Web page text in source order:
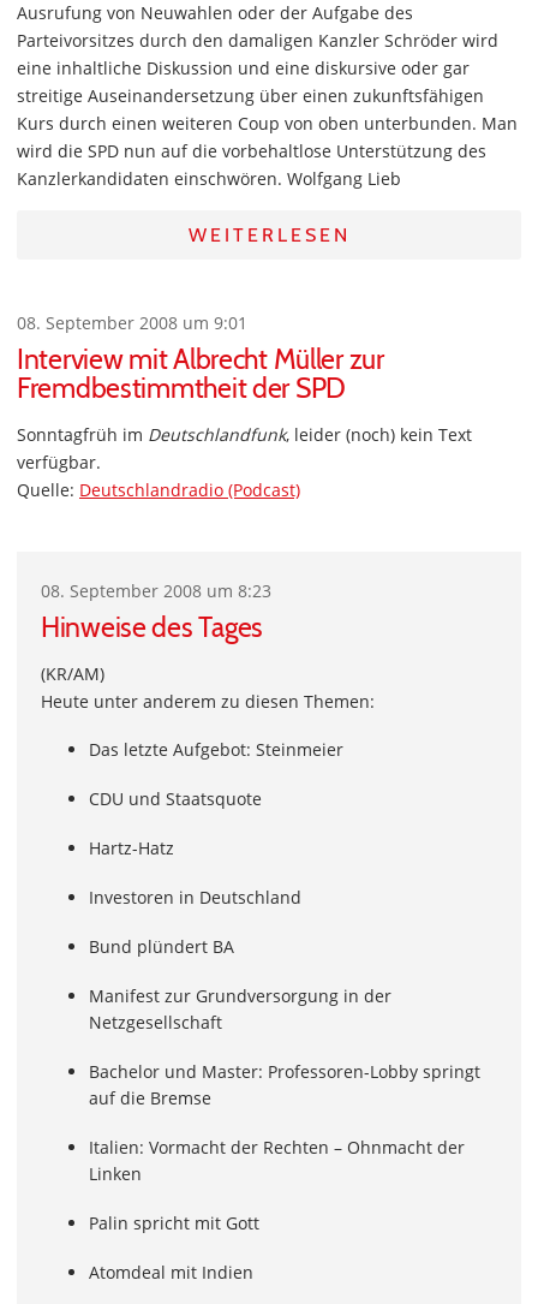
Ausrufung von Neuwahlen oder der Aufgabe des
Parteivorsitzes durch den damaligen Kanzler Schröder wird
eine inhaltliche Diskussion und eine diskursive oder gar
streitige Auseinandersetzung über einen zukunftsfähigen
Kurs durch einen weiteren Coup von oben unterbunden. Man
wird die SPD nun auf die vorbehaltlose Unterstützung des
Kanzlerkandidaten einschwören. Wolfgang Lieb
WEITERLESEN
08. September 2008 um 9:01
Interview mit Albrecht Müller zur
Fremdbestimmtheit der SPD
Sonntagfrüh im Deutschlandfunk, leider (noch) kein Text
verfügbar.
Quelle: Deutschlandradio (Podcast)
08. September 2008 um 8:23
Hinweise des Tages
(KR/AM)
Heute unter anderem zu diesen Themen:
Das letzte Aufgebot: Steinmeier
CDU und Staatsquote
Hartz-Hatz
Investoren in Deutschland
Bund plündert BA
Manifest zur Grundversorgung in der
Netzgesellschaft
Bachelor und Master: Professoren-Lobby springt
auf die Bremse
Italien: Vormacht der Rechten – Ohnmacht der
Linken
Palin spricht mit Gott
Atomdeal mit Indien